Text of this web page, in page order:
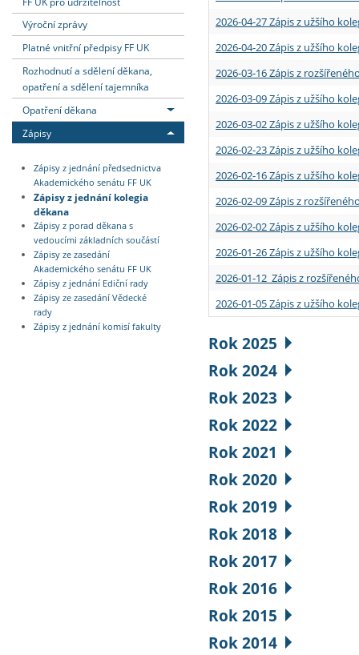
Absolventi fakulty
Vyjíždějící zaměstnanci
Výroční zprávy
Platné vnitřní předpisy FF UK
Rozhodnutí a sdělení děkana,
opatření a sdělení tajemníka
Opatření děkana
Zápisy
Zápisy z jednání předsednictva
Akademického senátu FF UK
Zápisy z jednání kolegia
děkana
Zápisy z porad děkana s
vedoucími základních součástí
Zápisy ze zasedání
Akademického senátu FF UK
Zápisy z jednání Ediční rady
Zápisy ze zasedání Vědecké
rady
Zápisy z jednání komisí fakulty
2026-04-27 Zápis z užšího
2026-04-20 Zápis z užšího
2026-03-16 Zápis z
2026-03-09 Zápis z užšího
2026-03-02 Zápis z užšího
2026-02-23 Zápis z užšího
2026-02-16 Zápis z užšího
2026-02-09 Zápis z
2026-02-02 Zápis z užšího
2026-01-26 Zápis z užšího
2026-01-12 Zápis z
2026-01-05 Zápis z užšího
Rok 2025
Rok 2024
Rok 2023
Rok 2022
Rok 2021
Rok 2020
Rok 2019
Rok 2018
Rok 2017
Rok 2016
Rok 2015
Rok 2014